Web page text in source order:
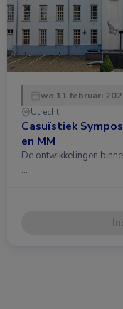
wo 11 februari
Utrecht
Casuïstiek
en MM
De ontwikkelingen
…